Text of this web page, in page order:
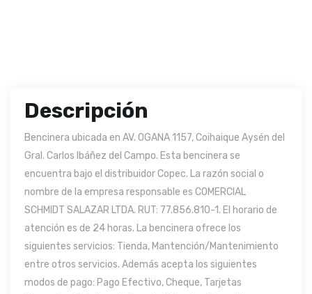
Descripción
Bencinera ubicada en AV. OGANA 1157, Coihaique Aysén del
Gral. Carlos Ibáñez del Campo. Esta bencinera se
encuentra bajo el distribuidor Copec. La razón social o
nombre de la empresa responsable es COMERCIAL
SCHMIDT SALAZAR LTDA. RUT: 77.856.810-1. El horario de
atención es de 24 horas. La bencinera ofrece los
siguientes servicios: Tienda, Mantención/Mantenimiento
entre otros servicios. Además acepta los siguientes
modos de pago: Pago Efectivo, Cheque, Tarjetas